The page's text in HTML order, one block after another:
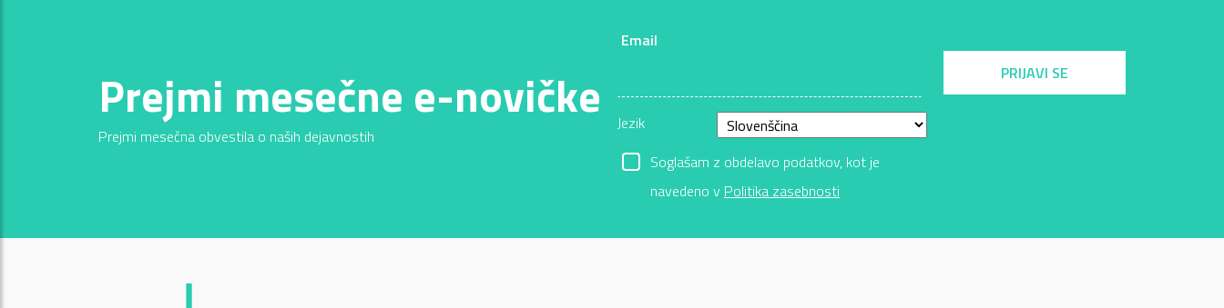
Prejmi mesečne e-novičke
Prejmi mesečna obvestila o naših dejavnostih
Email
Jezik
Soglašam z obdelavo podatkov, kot je
navedeno v Politika zasebnosti
PRIJAVI SE